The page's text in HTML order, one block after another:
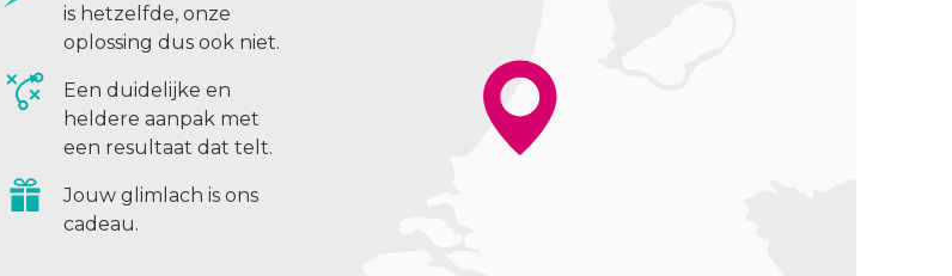
is hetzelfde, onze
oplossing dus ook niet.
Een duidelijke en
heldere aanpak met
een resultaat dat telt.
Jouw glimlach is ons
cadeau.